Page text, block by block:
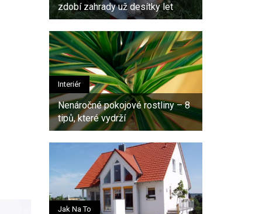
zdobí zahrady už desítky let
Interiér
Nenáročné pokojové rostliny – 8
tipů, které vydrží
Jak Na To